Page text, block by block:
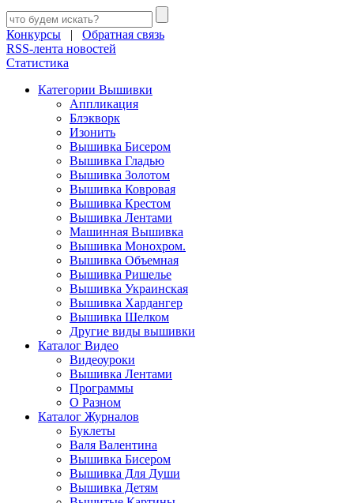
Конкурсы | Обратная связь
RSS-лента новостей
Статистика
Категории Вышивки
Аппликация
Блэкворк
Изонить
Вышивка Бисером
Вышивка Гладью
Вышивка Золотом
Вышивка Ковровая
Вышивка Крестом
Вышивка Лентами
Машинная Вышивка
Вышивка Монохром.
Вышивка Объемная
Вышивка Ришелье
Вышивка Украинская
Вышивка Хардангер
Вышивка Шелком
Другие виды вышивки
Каталог Видео
Видеоуроки
Вышивка Лентами
Программы
О Разном
Каталог Журналов
Буклеты
Валя Валентина
Вышивка Бисером
Вышивка Для Души
Вышивка Детям